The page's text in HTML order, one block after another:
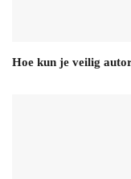
Hoe kun je veilig